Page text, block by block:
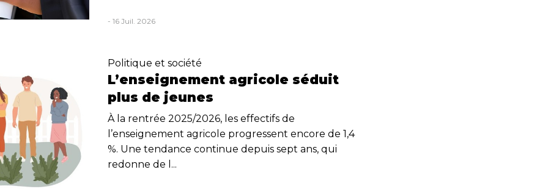
- 16 Juil. 2026
Politique et société
L’enseignement agricole séduit
plus de jeunes
À la rentrée 2025/2026, les effectifs de
l’enseignement agricole progressent encore de 1,4
%. Une tendance continue depuis sept ans, qui
redonne de l...